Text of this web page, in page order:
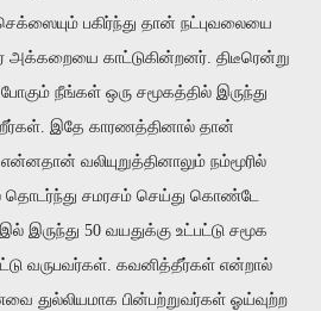
பகிர்ந்து தான் நட்புவலையை
அக்கறையை காட்டுகின்றனர். திடீரென்று
நீங்கள் ஒரு சமூகத்தில் இருந்து
இதே காரணத்தினால் தான்
வலியுறுத்தினாலும் நம்மூரில்
தொடர்ந்து சமரசம் செய்து கொண்டே
இருந்து 50 வயதுக்கு உட்பட்டு சமூக
வருபவர்கள். கவனித்தீர்கள் என்றால்
துல்லியமாக பின்பற்றுவர்கள் ஓய்வுற்ற